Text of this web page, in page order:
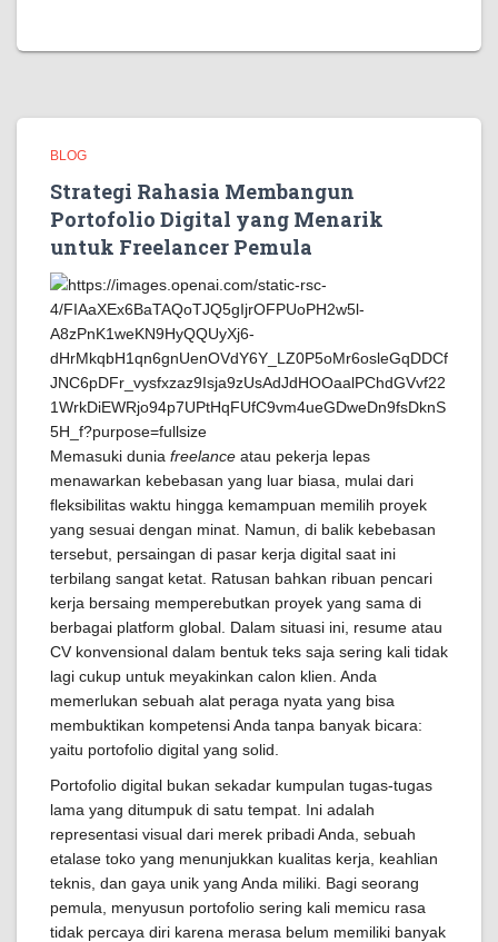
BLOG
Strategi Rahasia Membangun
Portofolio Digital yang Menarik
untuk Freelancer Pemula
Memasuki dunia freelance atau pekerja lepas
menawarkan kebebasan yang luar biasa, mulai dari
fleksibilitas waktu hingga kemampuan memilih proyek
yang sesuai dengan minat. Namun, di balik kebebasan
tersebut, persaingan di pasar kerja digital saat ini
terbilang sangat ketat. Ratusan bahkan ribuan pencari
kerja bersaing memperebutkan proyek yang sama di
berbagai platform global. Dalam situasi ini, resume atau
CV konvensional dalam bentuk teks saja sering kali tidak
lagi cukup untuk meyakinkan calon klien. Anda
memerlukan sebuah alat peraga nyata yang bisa
membuktikan kompetensi Anda tanpa banyak bicara:
yaitu portofolio digital yang solid.
Portofolio digital bukan sekadar kumpulan tugas-tugas
lama yang ditumpuk di satu tempat. Ini adalah
representasi visual dari merek pribadi Anda, sebuah
etalase toko yang menunjukkan kualitas kerja, keahlian
teknis, dan gaya unik yang Anda miliki. Bagi seorang
pemula, menyusun portofolio sering kali memicu rasa
tidak percaya diri karena merasa belum memiliki banyak